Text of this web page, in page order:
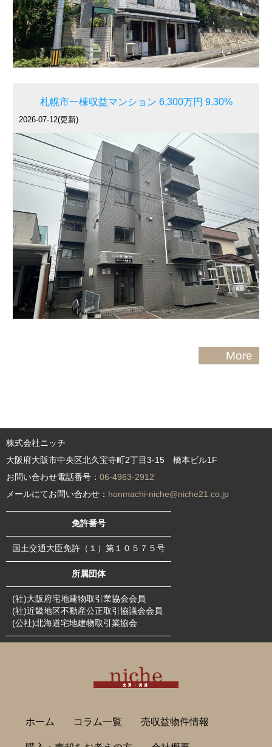
札幌市一棟収益マンション 6,300万円 9.30%
2026-07-12(更新)
More
株式会社ニッチ
大阪府大阪市中央区北久宝寺町2丁目3-15 橋本ビル1F
お問い合わせ電話番号： 06-4963-2912
メールにてお問い合わせ： honmachi-niche@niche21.co.jp
免許番号
国土交通大臣免許（１）第１０５７５号
所属団体
(社)大阪府宅地建物取引業協会会員
(社)近畿地区不動産公正取引協議会会員
(公社)北海道宅地建物取引業協会
ホーム コラム一覧 売収益物件情報